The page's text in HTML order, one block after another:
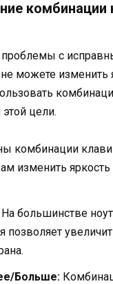
комбинации
проблемы с
можете изменить
цели.
комбинации
изменить яркость
На большинстве
позволяет
Больше: